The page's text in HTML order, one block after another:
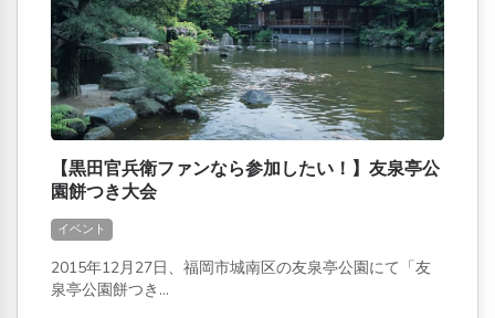
【黒田官兵衛ファンなら参加したい！】友泉亭公
園餅つき大会
イベント
2015年12月27日、福岡市城南区の友泉亭公園にて「友
泉亭公園餅つき...